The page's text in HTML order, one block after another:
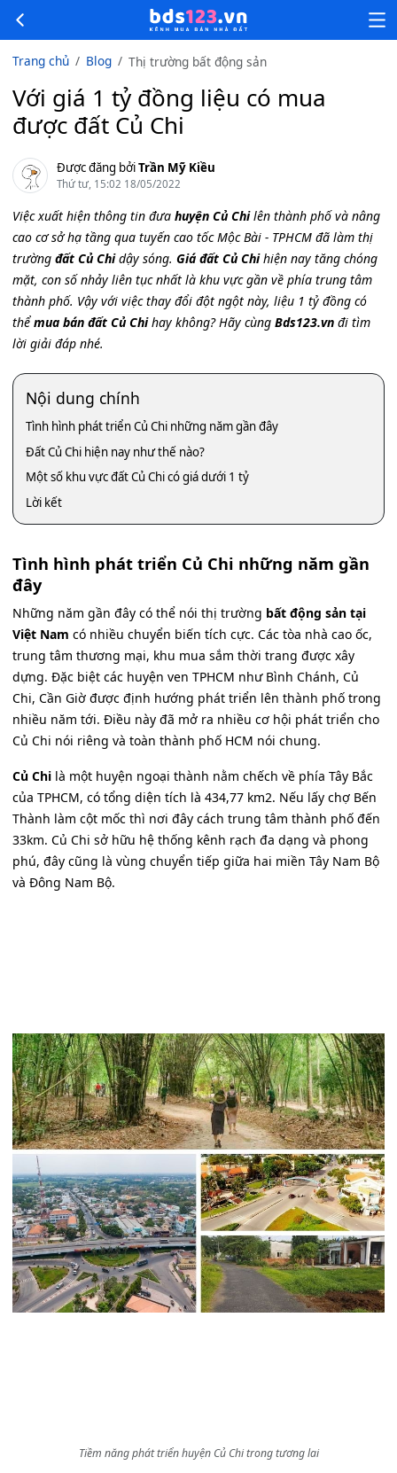
Trang chủ Blog Thị trường bất động sản
Với giá 1 tỷ đồng liệu có mua
được đất Củ Chi
Được đăng bởiTrần Mỹ Kiều
Thứ tư, 15:02 18/05/2022
Việc xuất hiện thông tin đưa huyện Củ Chilên thành phố và nâng
cao cơ sở hạ tầng qua tuyến cao tốc Mộc Bài - TPHCM đã làm thị
trường đất Củ Chidậy sóng. Giá đất Củ Chihiện nay tăng chóng
mặt, con số nhảy liên tục nhất là khu vực gần về phía trung tâm
thành phố. Vậy với việc thay đổi đột ngột này, liệu 1 tỷ đồng có
thểmua bán đất Củ Chihay không? Hãy cùng Bds123.vn đi tìm
lời giải đáp nhé.
Nội dung chính
Tình hình phát triển Củ Chi những năm gần đây
Đất Củ Chi hiện nay như thế nào?
Một số khu vực đất Củ Chi có giá dưới 1 tỷ
Lời kết
Tình hình phát triển Củ Chi những năm gần
đây
Những năm gần đây có thể nói thị trường bất động sản tại
Việt Nam có nhiều chuyển biến tích cực. Các tòa nhà cao ốc,
trung tâm thương mại, khu mua sắm thời trang được xây
dựng. Đặc biệt các huyện ven TPHCM như Bình Chánh, Củ
Chi, Cần Giờ được định hướng phát triển lên thành phố trong
nhiều năm tới. Điều này đã mở ra nhiều cơ hội phát triển cho
Củ Chi nói riêng và toàn thành phố HCM nói chung.
Củ Chi là một huyện ngoại thành nằm chếch về phía Tây Bắc
của TPHCM, có tổng diện tích là 434,77 km2. Nếu lấy chợ Bến
Thành làm cột mốc thì nơi đây cách trung tâm thành phố đến
33km. Củ Chi sở hữu hệ thống kênh rạch đa dạng và phong
phú, đây cũng là vùng chuyển tiếp giữa hai miền Tây Nam Bộ
và Đông Nam Bộ.
Tiềm năng phát triển huyện Củ Chi trong tương lai